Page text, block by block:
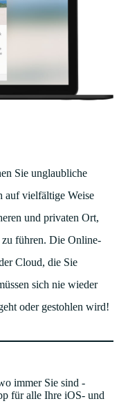
Sie unglaubliche
auf vielfältige Weise
und privaten Ort,
zu führen. Die Online-
Cloud, die Sie
sich nie wieder
oder gestohlen wird!
immer Sie sind -
für alle Ihre iOS- und